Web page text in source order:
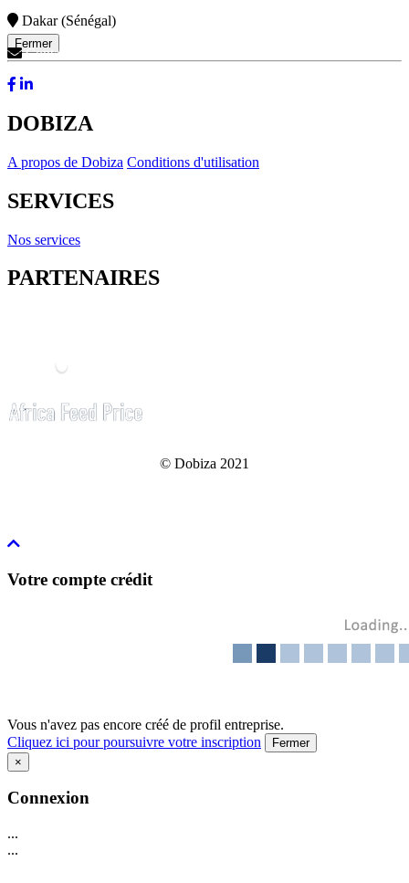
Fermer
Dakar (Sénégal)
Contactez-Nous
DOBIZA
A propos de Dobiza Conditions d'utilisation
SERVICES
Nos services
PARTENAIRES
© Dobiza 2021
Votre compte crédit
Vous n'avez pas encore créé de profil entreprise.
Cliquez ici pour poursuivre votre inscription
Fermer
×
Connexion
...
...